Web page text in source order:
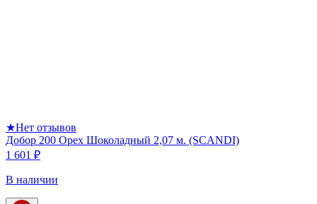
★Нет отзывов
Добор 200 Орех Шоколадный 2,07 м. (SCANDI)
1 601 ₽
В наличии